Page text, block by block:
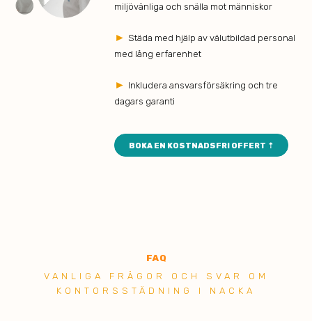
miljövänliga och snälla mot människor
► Städa med hjälp av välutbildad personal
med lång erfarenhet
► Inkludera ansvarsförsäkring och tre
dagars garanti
BOKA EN KOSTNADSFRI OFFERT ⇡
FAQ
VANLIGA FRÅGOR OCH SVAR OM
KONTORSSTÄDNING I NACKA